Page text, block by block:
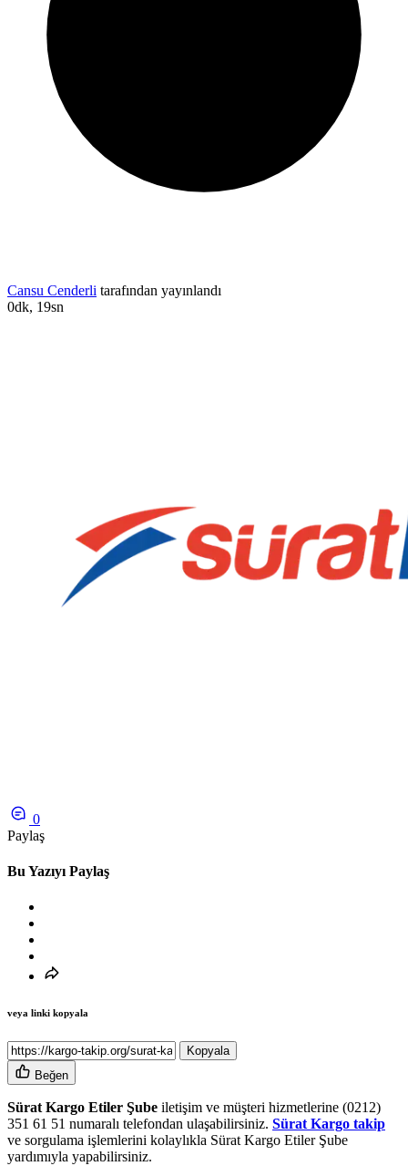
Cansu Cenderli tarafından yayınlandı
0dk, 19sn
0
Paylaş
Bu Yazıyı Paylaş
veya linki kopyala
Kopyala
Beğen
Sürat Kargo Etiler Şube iletişim ve müşteri hizmetlerine (0212)
351 61 51 numaralı telefondan ulaşabilirsiniz. Sürat Kargo takip
ve sorgulama işlemlerini kolaylıkla Sürat Kargo Etiler Şube
yardımıyla yapabilirsiniz.